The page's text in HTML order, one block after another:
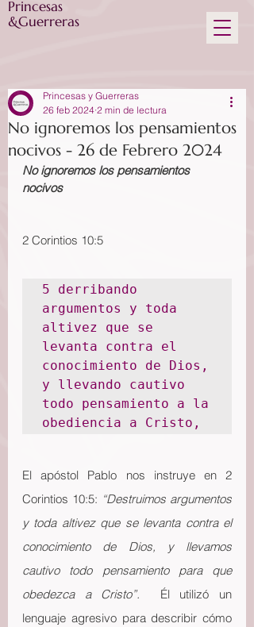
Princesas
&Guerreras
No ignoremos los pensamientos
nocivos - 26 de Febrero 2024
Princesas y Guerreras
26 feb 2024 2 min de lectura
No ignoremos los pensamientos
nocivos
2 Corintios 10:5
5 derribando
argumentos y toda
altivez que se
levanta contra el
conocimiento de Dios,
y llevando cautivo
todo pensamiento a la
obediencia a Cristo,
El apóstol Pablo nos instruye en 2
Corintios 10:5: “Destruimos argumentos
y toda altivez que se levanta contra el
conocimiento de Dios, y llevamos
cautivo todo pensamiento para que
obedezca a Cristo”. Él utilizó un
lenguaje agresivo para describir cómo